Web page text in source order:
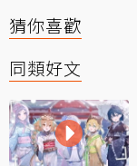
猜你喜歡
同類好文